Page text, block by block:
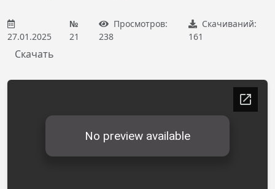
27.01.2025
№
21
Просмотров:
238
Скачиваний:
161
Скачать